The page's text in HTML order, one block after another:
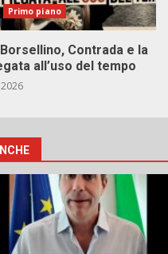
Primo piano
Contrada e la
all’uso del tempo